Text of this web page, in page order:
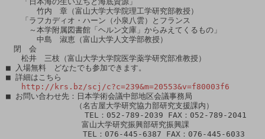
竹内　章（富山大学大学院理工学研究部教授）
「ラフカディオ・ハーン（小泉八雲）とフランス
～本学附属図書館「ヘルン文庫」からみえてくるもの」
中島　淑恵（富山大学人文学部教授）
閉　会
松井　三枝（富山大学大学院医学薬学研究部准教授）
■ 入場無料　どなたでも参加できます。
■ 詳細はこちら
http://krs.bz/scj/c?c=239&m=20553&v=f80003f6
■ お問い合わせ先：日本学術会議中部地区会議事務局
（名古屋大学研究協力部研究支援課内）
TEL：052-789-2039 FAX：052-789-2041
富山大学研究振興部研究振興課
TEL：076-445-6387 FAX：076-445-6033